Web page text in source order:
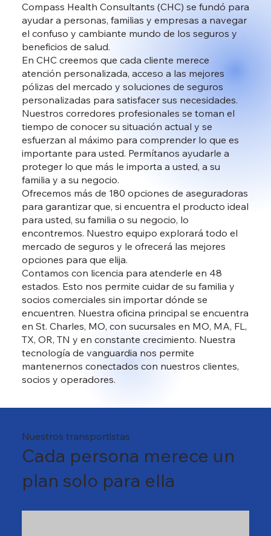
Compass Health Consultants (CHC) se fundó para
ayudar a personas, familias y empresas a navegar
el confuso y cambiante mundo de los seguros y
beneficios de salud.
En CHC creemos que cada cliente merece
atención personalizada, acceso a las mejores
pólizas del mercado y soluciones de seguros
personalizadas para satisfacer sus necesidades.
Nuestros corredores profesionales se toman el
tiempo de conocer su situación actual y se
esfuerzan al máximo para comprender lo que es
importante para usted. Permítanos ayudarle a
proteger lo que más le importa a usted, a su
familia y a su negocio.
Ofrecemos más de 180 opciones de aseguradoras
para garantizar que, si encuentra el producto ideal
para usted, su familia o su negocio, lo
encontremos. Nuestro equipo explorará todo el
mercado de seguros y le ofrecerá las mejores
opciones para que elija.
Contamos con licencia para atenderle en 48
estados. Esto nos permite cuidar de su familia y
socios comerciales sin importar dónde se
encuentren. Nuestra oficina principal se encuentra
en St. Charles, MO, con sucursales en MO, MA, FL,
TX, OR, TN y en constante crecimiento. Nuestra
tecnología de vanguardia nos permite
mantenernos conectados con nuestros clientes,
socios y operadores.
Nuestros transportistas
Cada persona merece un
plan solo para ella